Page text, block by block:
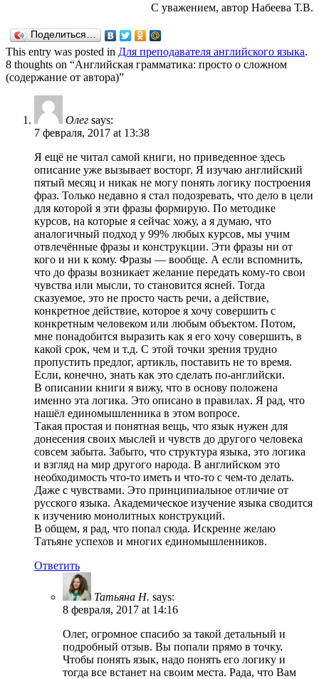
С уважением, автор Набеева Т.В.
Поделиться…
This entry was posted in Для преподавателя английского языка.
8 thoughts on “Английская грамматика: просто о сложном
(содержание от автора)”
Олег says:
7 февраля, 2017 at 13:38
Я ещё не читал самой книги, но приведенное здесь
описание уже вызывает восторг. Я изучаю английский
пятый месяц и никак не могу понять логику построения
фраз. Только недавно я стал подозревать, что дело в цели
для которой я эти фразы формирую. По методике
курсов, на которые я сейчас хожу, а я думаю, что
аналогичный подход у 99% любых курсов, мы учим
отвлечённые фразы и конструкции. Эти фразы ни от
кого и ни к кому. Фразы — вообще. А если вспомнить,
что до фразы возникает желание передать кому-то свои
чувства или мысли, то становится ясней. Тогда
сказуемое, это не просто часть речи, а действие,
конкретное действие, которое я хочу совершить с
конкретным человеком или любым объектом. Потом,
мне понадобится выразить как я его хочу совершить, в
какой срок, чем и т.д. С этой точки зрения трудно
пропустить предлог, артикль, поставить не то время.
Если, конечно, знать как это сделать по-английски.
В описании книги я вижу, что в основу положена
именно эта логика. Это описано в правилах. Я рад, что
нашёл единомышленника в этом вопросе.
Такая простая и понятная вещь, что язык нужен для
донесения своих мыслей и чувств до другого человека
совсем забыта. Забыто, что структура языка, это логика
и взгляд на мир другого народа. В английском это
необходимость что-то иметь и что-то с чем-то делать.
Даже с чувствами. Это принципиальное отличие от
русского языка. Академическое изучение языка сводится
к изучению монолитных конструкций.
В общем, я рад, что попал сюда. Искренне желаю
Татьяне успехов и многих единомышленников.
Ответить
Татьяна Н. says:
8 февраля, 2017 at 14:16
Олег, огромное спасибо за такой детальный и
подробный отзыв. Вы попали прямо в точку.
Чтобы понять язык, надо понять его логику и
тогда все встанет на своим места. Рада, что Вам